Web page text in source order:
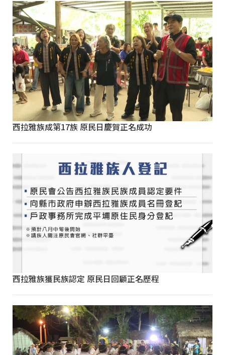
西拉雅族成第17族 原民日慶賀正名成功
西拉雅族獲民族認定 原民日回顧正名歷程